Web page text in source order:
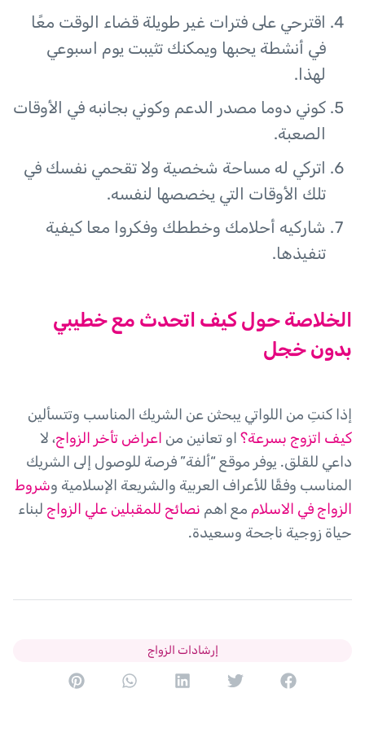
اقترحي على فترات غير طويلة قضاء الوقت معًا
في أنشطة يحبها ويمكنك تثيبت يوم اسبوعي
لهذا.
كوني دوما مصدر الدعم وكوني بجانبه في الأوقات
الصعبة.
اتركي له مساحة شخصية ولا تقحمي نفسك في
تلك الأوقات التي يخصصها لنفسه.
شاركيه أحلامك وخططك وفكروا معا كيفية
تنفيذها.
الخلاصة حول كيف اتحدث مع خطيبي
بدون خجل
إذا كنتِ من اللواتي يبحثن عن الشريك المناسب وتتسألين
كيف اتزوج بسرعة؟ او تعانين من اعراض تأخر الزواج، لا
داعي للقلق. يوفر موقع “ألفة” فرصة للوصول إلى الشريك
المناسب وفقًا للأعراف العربية والشريعة الإسلامية وشروط
الزواج في الاسلام مع اهم نصائح للمقبلين علي الزواج لبناء
حياة زوجية ناجحة وسعيدة.
إرشادات الزواج